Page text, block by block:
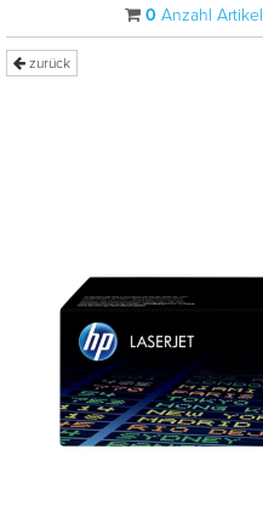
0 Anzahl Artikel
zurück